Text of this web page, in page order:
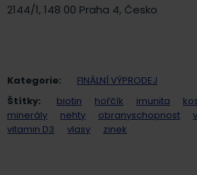
2144/1, 148 00 Praha 4, Česko
Kategorie:
FINÁLNÍ VÝPRODEJ
Štítky:
biotin hořčík imunita
minerály
nehty obranyschopnost
vitamin D3
vlasy zinek